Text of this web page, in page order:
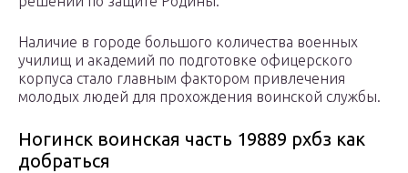
Наличие в городе большого количества военных
училищ и академий по подготовке офицерского
корпуса стало главным фактором привлечения
молодых людей для прохождения воинской службы.
Ногинск воинская часть 19889 рхбз как
добраться